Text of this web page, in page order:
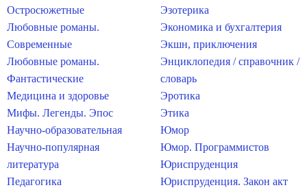
Остросюжетные
Любовные романы.
Современные
Любовные романы.
Фантастические
Медицина и здоровье
Мифы. Легенды. Эпос
Научно-образовательная
Научно-популярная
литература
Педагогика
Эзотерика
Экономика и бухгалтерия
Экшн, приключения
Энциклопедия / справочник /
словарь
Эротика
Этика
Юмор
Юмор. Программистов
Юриспруденция
Юриспруденция. Закон акт